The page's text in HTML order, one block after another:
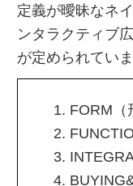
定義が曖昧なネ
ンタラクティブ
が定められていま
FORM（